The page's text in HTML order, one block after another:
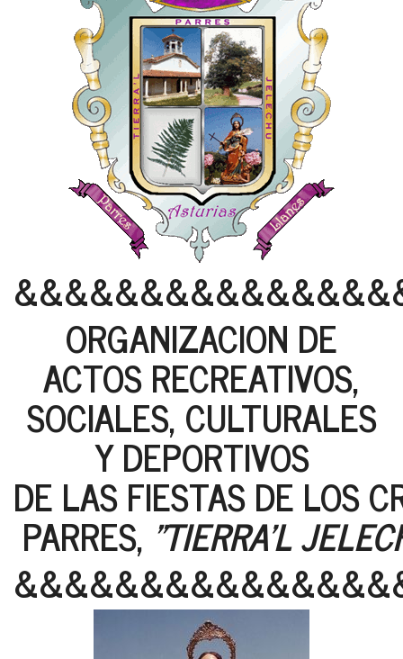
ORGANIZACION DE
ACTOS RECREATIVOS,
SOCIALES, CULTURALES
Y DEPORTIVOS
DE LAS FIESTAS DE LOS
PARRES, "TIERRA'L